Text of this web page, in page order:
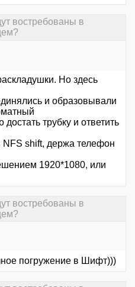
востребованы в
Но здесь
и образовывали
трубку и ответить
NFS shift, держа телефон
1920*1080, или
востребованы в
погружение в Шифт)))